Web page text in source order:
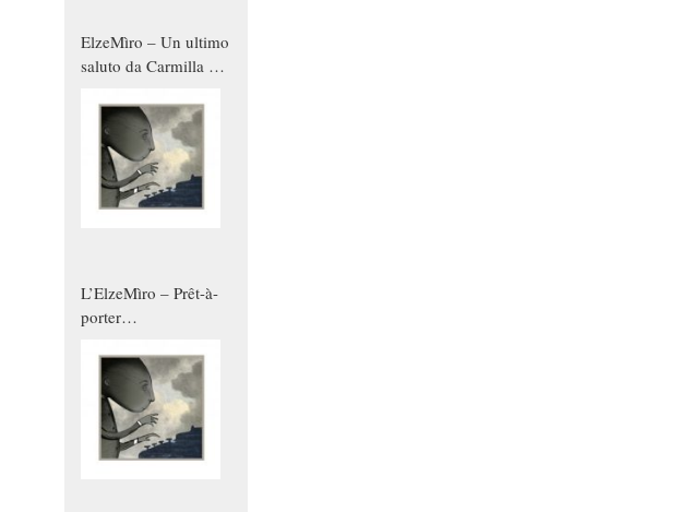
ElzeMìro – Un ultimo
saluto da Carmilla a
qualche modo sono
donne
L’ElzeMìro – Prêt-à-
porter